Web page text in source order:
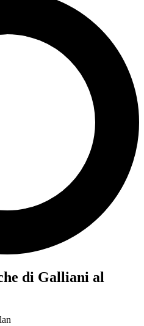
di Galliani al